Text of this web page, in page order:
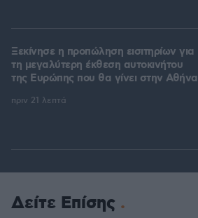
Ξεκίνησε η προπώληση εισιτηρίων για
τη μεγαλύτερη έκθεση αυτοκινήτου
της Ευρώπης που θα γίνει στην Αθήνα
πριν 21 λεπτά
Δείτε Επίσης